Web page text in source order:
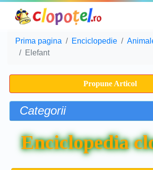
Prima pagina Enciclopedie
Elefant
Propune Articol
Categorii
Enciclopedia